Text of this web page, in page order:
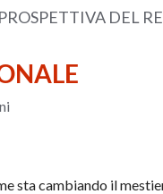
DEL
sta cambiando il